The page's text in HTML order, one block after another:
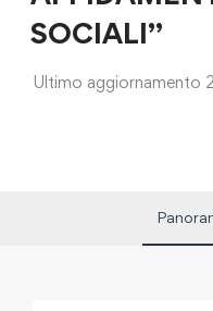
SOCIALI”
Ultimo aggiornamento